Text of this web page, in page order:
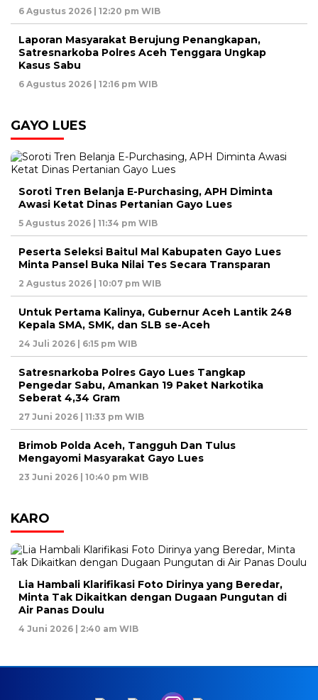
6 Agustus 2026 | 12:20 pm WIB
Laporan Masyarakat Berujung Penangkapan,
Satresnarkoba Polres Aceh Tenggara Ungkap
Kasus Sabu
6 Agustus 2026 | 12:16 pm WIB
GAYO LUES
Soroti Tren Belanja E-Purchasing, APH Diminta
Awasi Ketat Dinas Pertanian Gayo Lues
5 Agustus 2026 | 11:34 pm WIB
Peserta Seleksi Baitul Mal Kabupaten Gayo Lues
Minta Pansel Buka Nilai Tes Secara Transparan
2 Agustus 2026 | 10:07 pm WIB
Untuk Pertama Kalinya, Gubernur Aceh Lantik 248
Kepala SMA, SMK, dan SLB se-Aceh
24 Juli 2026 | 6:15 pm WIB
Satresnarkoba Polres Gayo Lues Tangkap
Pengedar Sabu, Amankan 19 Paket Narkotika
Seberat 4,34 Gram
27 Juni 2026 | 11:33 pm WIB
Brimob Polda Aceh, Tangguh Dan Tulus
Mengayomi Masyarakat Gayo Lues
23 Juni 2026 | 10:40 pm WIB
KARO
Lia Hambali Klarifikasi Foto Dirinya yang Beredar,
Minta Tak Dikaitkan dengan Dugaan Pungutan di
Air Panas Doulu
4 Juni 2026 | 2:40 am WIB